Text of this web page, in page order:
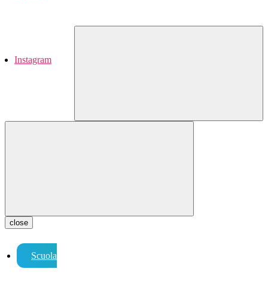
Instagram
close
Scuola